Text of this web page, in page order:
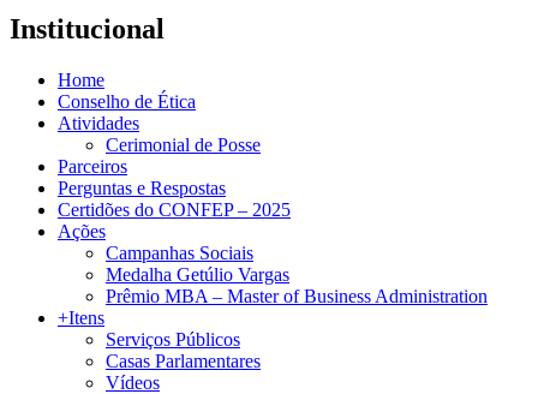
Institucional
Home
Conselho de Ética
Atividades
Cerimonial de Posse
Parceiros
Perguntas e Respostas
Certidões do CONFEP – 2025
Ações
Campanhas Sociais
Medalha Getúlio Vargas
Prêmio MBA – Master of Business Administration
+Itens
Serviços Públicos
Casas Parlamentares
Vídeos